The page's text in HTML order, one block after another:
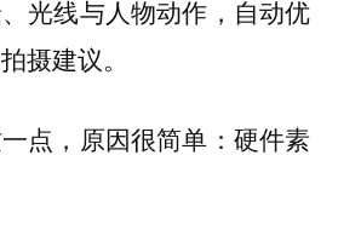
光线与人物动作，自动优
摄建议。
点，原因很简单：硬件素